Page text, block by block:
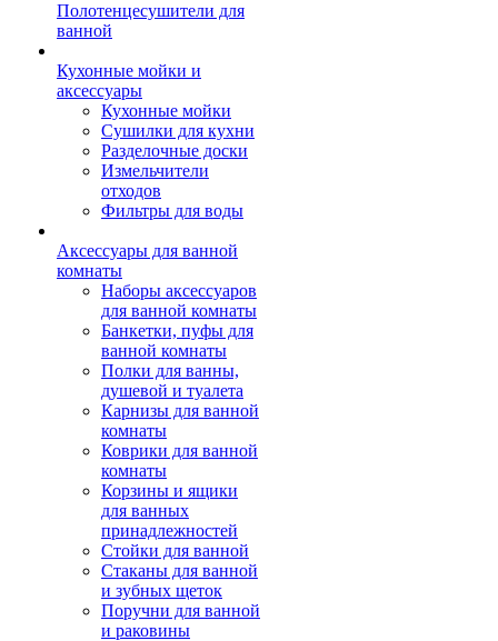
Полотенцесушители для
ванной
Кухонные мойки и
аксессуары
Кухонные мойки
Сушилки для кухни
Разделочные доски
Измельчители
отходов
Фильтры для воды
Аксессуары для ванной
комнаты
Наборы аксессуаров
для ванной комнаты
Банкетки, пуфы для
ванной комнаты
Полки для ванны,
душевой и туалета
Карнизы для ванной
комнаты
Коврики для ванной
комнаты
Корзины и ящики
для ванных
принадлежностей
Стойки для ванной
Стаканы для ванной
и зубных щеток
Поручни для ванной
и раковины